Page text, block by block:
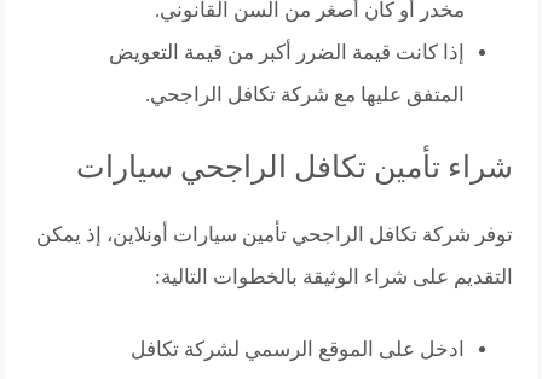
مخدر أو كان أصغر من السن القانوني.
إذا كانت قيمة الضرر أكبر من قيمة التعويض
المتفق عليها مع شركة تكافل الراجحي.
شراء تأمين تكافل الراجحي سيارات
توفر شركة تكافل الراجحي تأمين سيارات أونلاين، إذ يمكن
التقديم على شراء الوثيقة بالخطوات التالية:
ادخل على الموقع الرسمي لشركة تكافل